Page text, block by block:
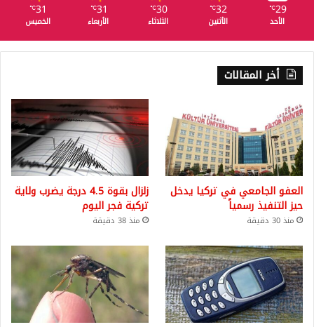
29
℃
الأحد
32
℃
الأثنين
30
℃
الثلاثاء
31
℃
الأربعاء
31
℃
الخميس
أخر المقالات
العفو الجامعي في تركيا يدخل
حيز التنفيذ رسمياً
منذ 30 دقيقة
زلزال بقوة 4.5 درجة يضرب ولاية
تركية فجر اليوم
منذ 38 دقيقة